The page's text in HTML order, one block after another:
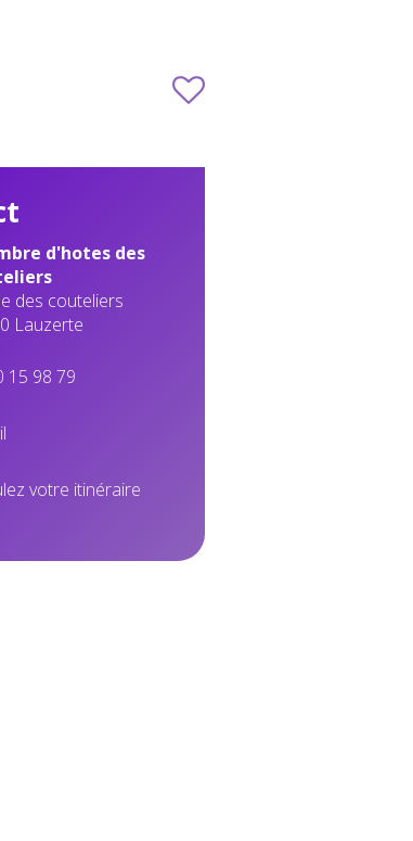
d'hotes des
des couteliers
Lauzerte
15 98 79
votre itinéraire